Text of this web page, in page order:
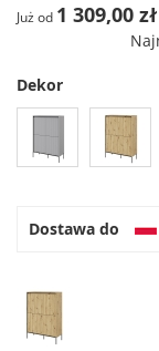
Już od 1 309,00 zł
Dekor
Dostawa do